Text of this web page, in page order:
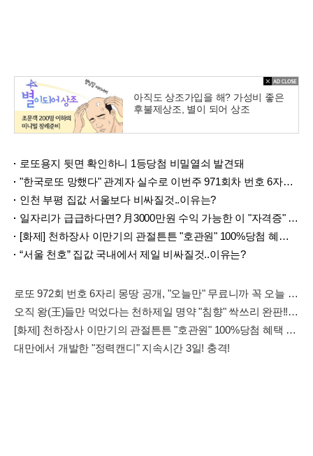
아직도 상조가입을 해? 가성비 좋은
후불제상조, 별이 되어 상조
로또용지 뒷면 확인하니 1등당첨 비밀열쇠 발견돼
"한국로또 망했다" 관계자 실수로 이번주 971회차 번호 6자리 공개!? 꼭 확인해라!
인천 부평 집값 서울보다 비싸질것..이유는?
일자리가 급급하다면? 月3000만원 수익 가능한 이 "자격증" 주목받고 있어..
[화제] 천하장사 이만기의 관절튼튼 "호관원" 100%당첨 혜택 난리나!!
“서울 천호” 집값 국내에서 제일 비싸질것..이유는?
로또 972회 번호 6자리 몽땅 공개, "오늘만" 무료니까 꼭 오늘 확인하세요.
오직 왕(王)들만 먹었다는 천하제일 명약 "침향" 싹쓰리 완판!! 왜 난리났나 봤더니..경악!
[화제] 천하장사 이만기의 관절튼튼 "호관원" 100%당첨 혜택 난리나!!
대만에서 개발한 "정력캔디" 지속시간 3일! 충격!